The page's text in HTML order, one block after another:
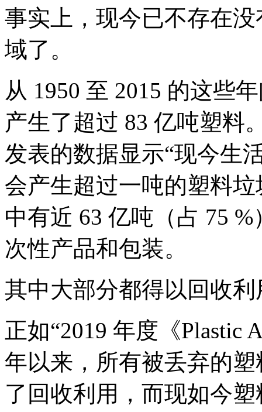
事实上，现今已不存在
域了。
从 1950 至 2015 的这些
产生了超过 83 亿吨塑料
发表的数据显示“现今生
会产生超过一吨的塑料
中有近 63 亿吨（占 75
次性产品和包装。
其中大部分都得以回收
正如“2019 年度《Plastic
年以来，所有被丢弃的
了回收利用，而现如今